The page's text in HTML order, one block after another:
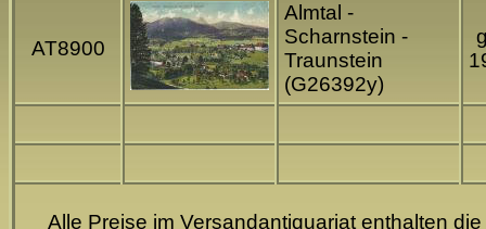
AT8900
Almtal -
Scharnstein -
Traunstein
(G26392y)
Alle Preise im Versandantiquariat enthalten die